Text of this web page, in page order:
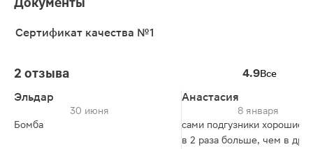
Сертификат качества №1
2 отзыва 4.9Все
Эльдар
30 июня
Бомба
Анастасия
8 января
сами подгузники хорошие,
в 2 раза больше, чем в